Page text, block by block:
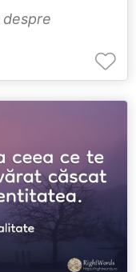
despre